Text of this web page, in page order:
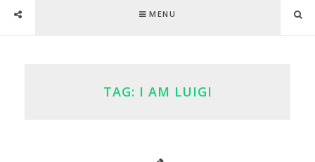
MENU
TAG: I AM LUIGI